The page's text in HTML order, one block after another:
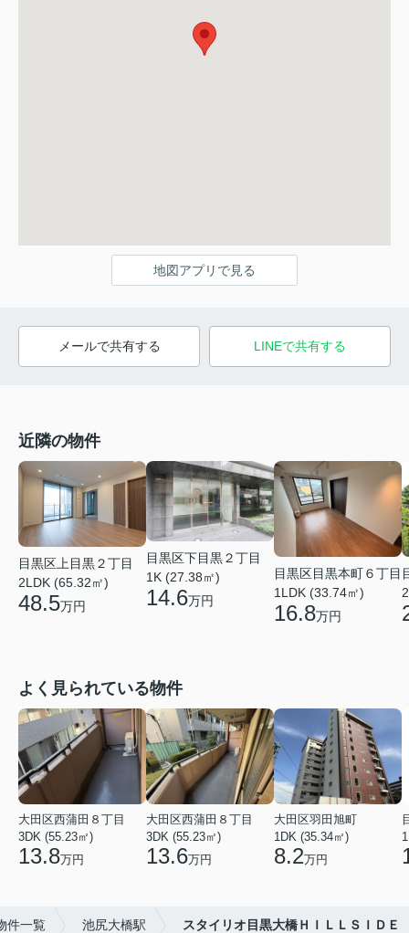
地図アプリで見る
メールで共有する LINEで共有する
近隣の物件
目黒区上目黒２丁目
2LDK (65.32㎡)
48.5万円
目黒区下目黒２丁目
1K (27.38㎡)
14.6万円
目黒区目黒本町６丁目
1LDK (33.74㎡)
16.8万円
よく見られている物件
大田区西蒲田８丁目
3DK (55.23㎡)
13.8万円
大田区西蒲田８丁目
3DK (55.23㎡)
13.6万円
大田区羽田旭町
1DK (35.34㎡)
8.2万円
件一覧 池尻大橋駅 スタイリオ目黒大橋ＨＩＬＬＳＩＤＥ